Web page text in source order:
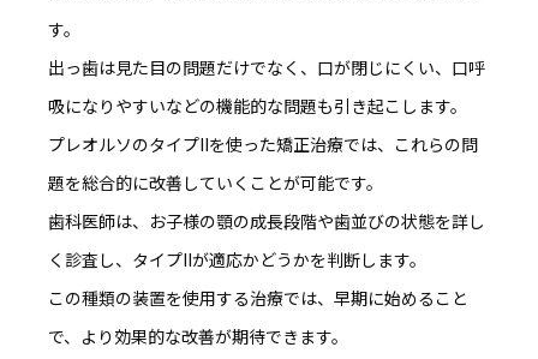
す。
出っ歯は見た目の問題だけでなく、口が閉じにくい、口呼
吸になりやすいなどの機能的な問題も引き起こします。
プレオルソのタイプIIを使った矯正治療では、 これらの問
題を総合的に改善 していくことが可能です。
歯科医師は、お子様の顎の成長段階や歯並びの状態を詳し
く診査し、タイプIIが適応かどうかを判断します。
この種類の装置を使用する治療では、早期に始めること
で、より効果的な改善が期待できます。